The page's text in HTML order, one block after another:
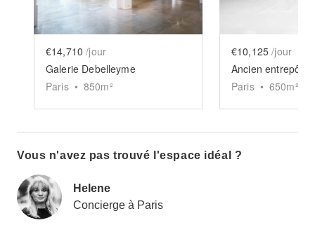
€14,710 /jour
Galerie Debelleyme
Paris • 850m²
€10,125 /jour
Ancien entrepôt -
Paris • 650m²
Vous n'avez pas trouvé l'espace idéal ?
Helene
Concierge à Paris